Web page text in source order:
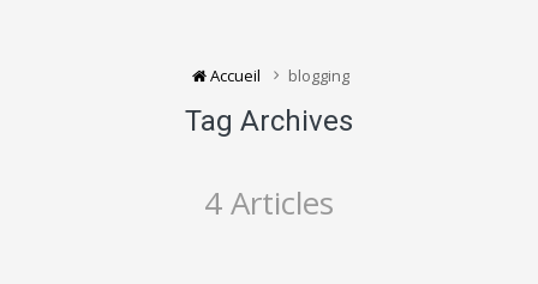
Accueil blogging
Tag Archives
4 Articles